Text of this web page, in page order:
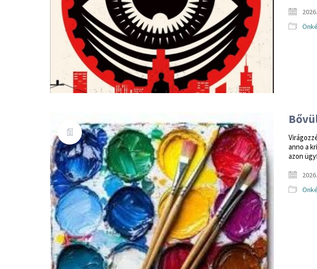
anno a
azon